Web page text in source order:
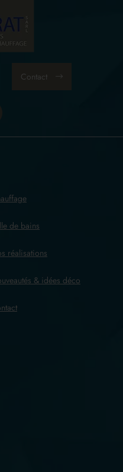
Contact
de bains
réalisations
& idées déco